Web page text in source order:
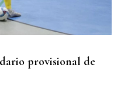
provisional de